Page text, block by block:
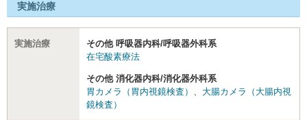
実施治療
実施治療
その他 呼吸器内科/呼吸器外科系
在宅酸素療法
その他 消化器内科/消化器外科系
胃カメラ（胃内視鏡検査） 、 大腸カメラ（大腸内視
鏡検査）